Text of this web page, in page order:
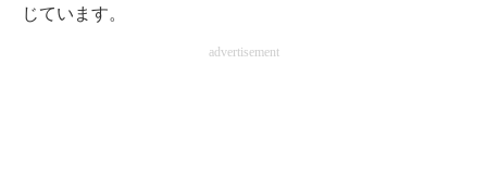
じています。
advertisement